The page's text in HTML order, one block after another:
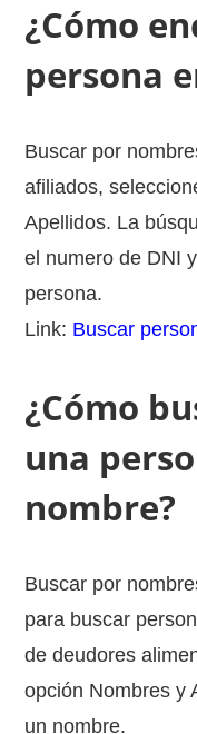
¿Cómo
persona
Buscar por
afiliados,
Apellidos. La
el numero de DNI
persona.
Link: Buscar
¿Cómo
una
nombre?
Buscar por
para buscar
de deudores
opción Nombres y
un nombre.